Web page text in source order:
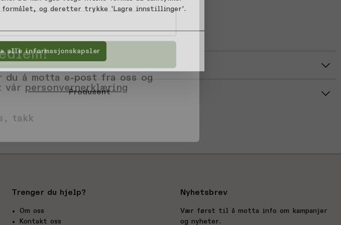
EAN: 9420070035275
Gjennomsnittsvurdering: %score% av 5 stjerner
Produsent
Trenger du hjelp?
Om oss
Kontakt oss
Nyhetsbrev
Vær først til å motta info om kampanjer
og nyheter.
formålet, og deretter trykke 'Lagre innstillinger'.
alle informasjonskapsler
du å motta e-post fra oss og
vårpersonvernerklæring